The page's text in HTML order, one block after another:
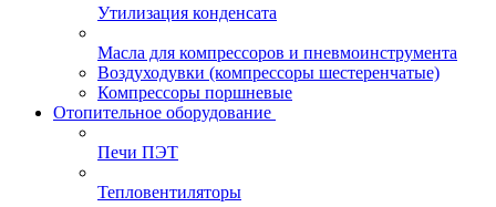
Утилизация конденсата
Масла для компрессоров и пневмоинструмента
Воздуходувки (компрессоры шестеренчатые)
Компрессоры поршневые
Отопительное оборудование
Печи ПЭТ
Тепловентиляторы